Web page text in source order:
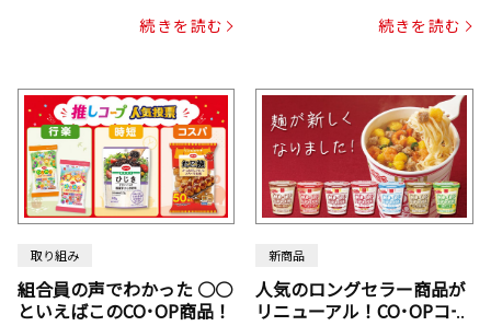
続きを読む
じん・コーン入り）続きを読む
取り組み
組合員の声でわかった ○○
といえばこのCO･OP商品！
新商品
人気のロングセラー商品が
リニューアル！CO･OPコー